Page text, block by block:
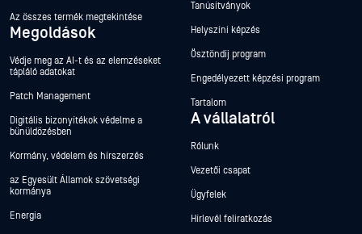
Az összes termék megtekintése
Megoldások
Védje meg az AI-t és az elemzéseket
tápláló adatokat
Patch Management
Digitális bizonyítékok védelme a
bűnüldözésben
Kormány, védelem és hírszerzés
az Egyesült Államok szövetségi
kormánya
Energia
Tanúsítványok
Helyszíni képzés
Ösztöndíj program
Engedélyezett képzési program
Tartalom
A vállalatról
Rólunk
Vezetői csapat
Ügyfelek
Hírlevél feliratkozás